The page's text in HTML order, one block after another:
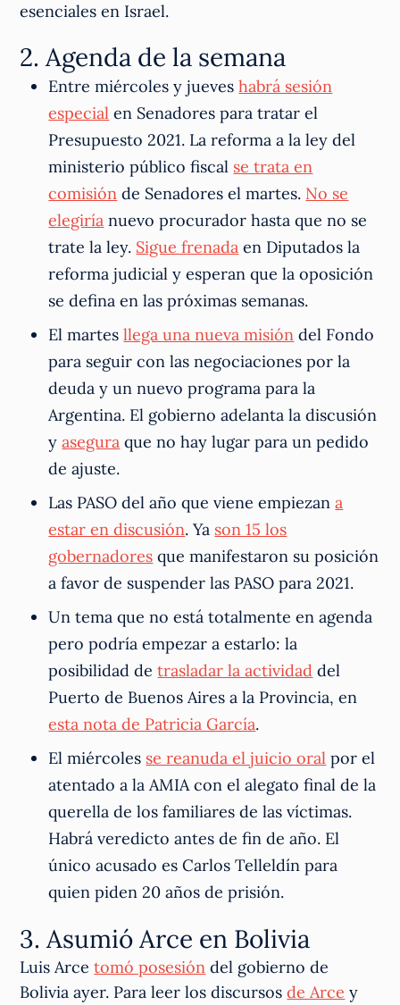
esenciales en Israel.
2. Agenda de la semana
Entre miércoles y jueveshabrá sesión
especial en Senadores para tratar el
Presupuesto 2021. La reforma a la ley del
ministerio público fiscal se trata en
comisión de Senadores el martes. No se
elegiría nuevo procurador hasta que no se
trate la ley. Sigue frenada en Diputados la
reforma judicial y esperan que la oposición
se defina en las próximas semanas.
El martesllega una nueva misión del Fondo
para seguir con las negociaciones por la
deuda y un nuevo programa para la
Argentina. El gobierno adelanta la discusión
yasegura que no hay lugar para un pedido
de ajuste.
Las PASO del año que viene empiezana
estar en discusión. Ya son 15 los
gobernadores que manifestaron su posición
a favor de suspender las PASO para 2021.
Un tema que no está totalmente en agenda
pero podría empezar a estarlo: la
posibilidad detrasladar la actividad del
Puerto de Buenos Aires a la Provincia, en
esta nota de Patricia García.
El miércoles se reanuda el juicio oral por el
atentado a la AMIA con el alegato final de la
querella de los familiares de las víctimas.
Habrá veredicto antes de fin de año. El
único acusado es Carlos Telleldín para
quien piden 20 años de prisión.
3. Asumió Arce en Bolivia
Luis Arcetomó posesión del gobierno de
Bolivia ayer. Para leer los discursosde Arce y